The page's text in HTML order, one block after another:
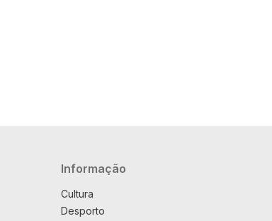
Navegação principal
Informação
Cultura
Desporto